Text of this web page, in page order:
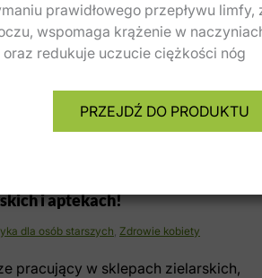
prawidłowego przepływu
wspomaga krążenie w
oraz redukuje uczucie ciężkości nóg
PRZEJDŹ DO PRODUKTU
wpływ na długość życia
i aptekach!
dla osób starszych Zdrowie kobiety
pracujący w sklepach zielarskich,